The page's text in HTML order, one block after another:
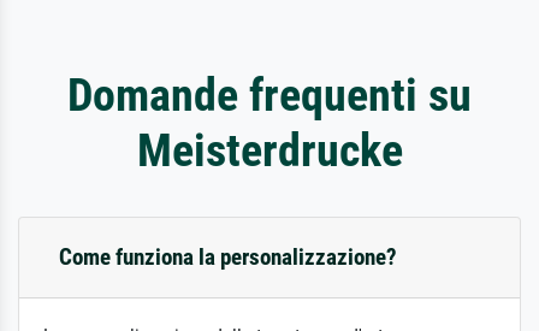
Domande frequenti su
Meisterdrucke
Come funziona la personalizzazione?